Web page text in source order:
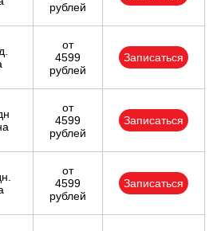
рублей
от
4599
рублей
Записаться
от
4599
рублей
Записаться
от
4599
рублей
Записаться